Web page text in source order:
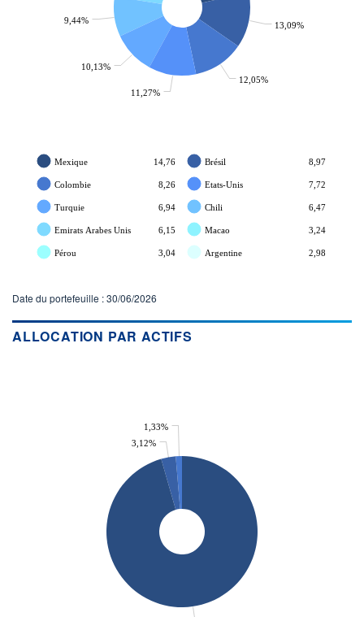
13,09%
12,05%
11,27%
10,13%
9,44%
Mexique 14,76 Brésil 8,97
Colombie 8,26 Etats-Unis 7,72
Turquie 6,94 Chili 6,47
Emirats Arabes Unis 6,15 Macao 3,24
Pérou 3,04 Argentine 2,98
Date du portefeuille : 30/06/2026
ALLOCATION PAR ACTIFS
3,12%
1,33%